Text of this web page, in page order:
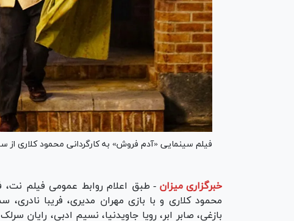
فیلم سینمایی «آدم فروش» به کارگردانی محمود کلاری از سه‌شنبه ۵ خرداد در سینما آنلاین اکران
خبرگزاری میزان - طبق اعلام روابط عمومی فیلم نت،
محمود کلاری و با بازی مهران مدیری، فریبا